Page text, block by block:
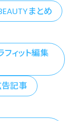
まとめ
ィット編集
告記事